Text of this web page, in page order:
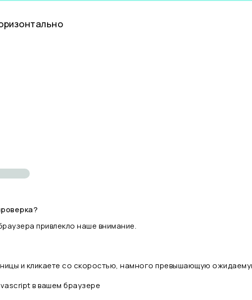
привлекло наше внимание.
и кликаете со скоростью, намного превышающую
в вашем браузере